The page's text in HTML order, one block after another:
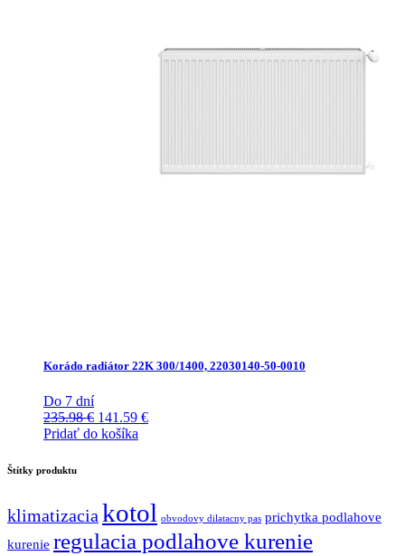
Korádo radiátor 22K 300/1400, 22030140-50-0010
Do 7 dní
235.98€ Pôvodná
cena
141.59 €Aktuálna
Pridať do košíka
Štítky produktu
klimatizacia kotol obvodovy dilatacny pas prichytka podlahove
kurenie regulacia podlahove kurenie